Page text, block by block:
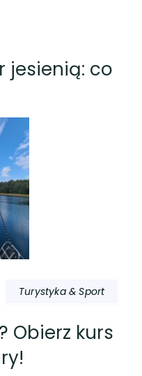
jesienią: co
Turystyka & Sport
Obierz kurs